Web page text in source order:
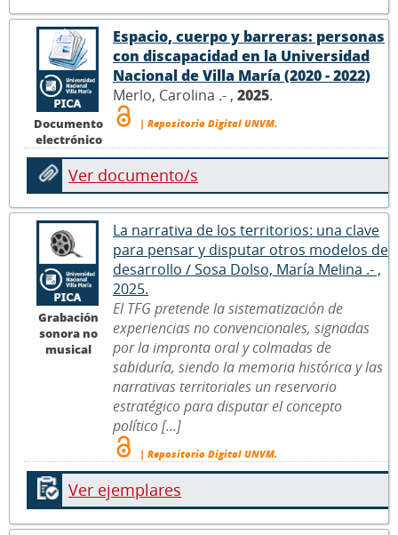
Documento
electrónico
Espacio, cuerpo y barreras: personas
con discapacidad en la Universidad
Nacional de Villa María (2020 - 2022)
Merlo, Carolina .- , 2025.
| Repositorio Digital UNVM.
Ver documento/s
Grabación
sonora no
musical
La narrativa de los territorios: una clave
para pensar y disputar otros modelos de
desarrollo / Sosa Dolso, María Melina .- ,
2025.
El TFG pretende la sistematización de
experiencias no convencionales, signadas
por la impronta oral y colmadas de
sabiduría, siendo la memoria histórica y las
narrativas territoriales un reservorio
estratégico para disputar el concepto
político [...]
| Repositorio Digital UNVM.
Ver ejemplares